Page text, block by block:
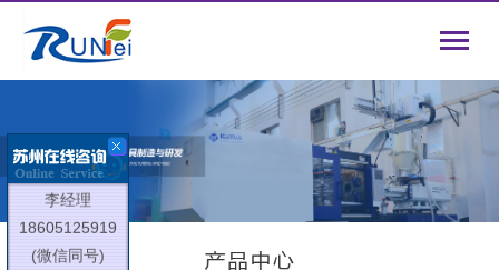
13739170500
(微信同号)
李经理
18605125919
(微信同号)